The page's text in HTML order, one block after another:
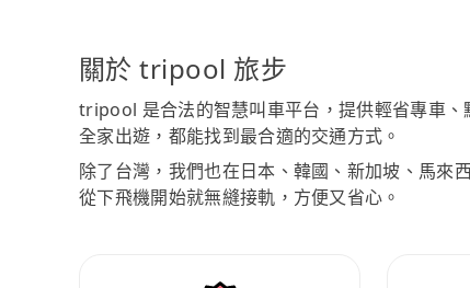
關於 tripool 旅步
tripool 是合法的智慧叫車平台，提供輕省專車
全家出遊，都能找到最合適的交通方式。
除了台灣，我們也在日本、韓國、新加坡、馬來
從下飛機開始就無縫接軌，方便又省心。